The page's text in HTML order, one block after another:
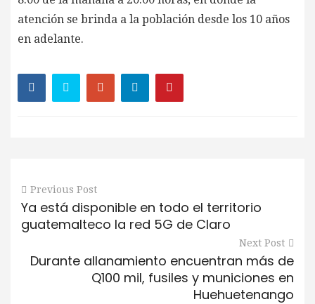
atención se brinda a la población desde los 10 años
en adelante.
Previous Post
Ya está disponible en todo el territorio
guatemalteco la red 5G de Claro
Next Post
Durante allanamiento encuentran más de
Q100 mil, fusiles y municiones en
Huehuetenango